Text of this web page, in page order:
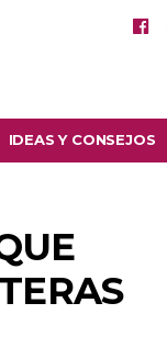
IDEAS Y CONSEJOS